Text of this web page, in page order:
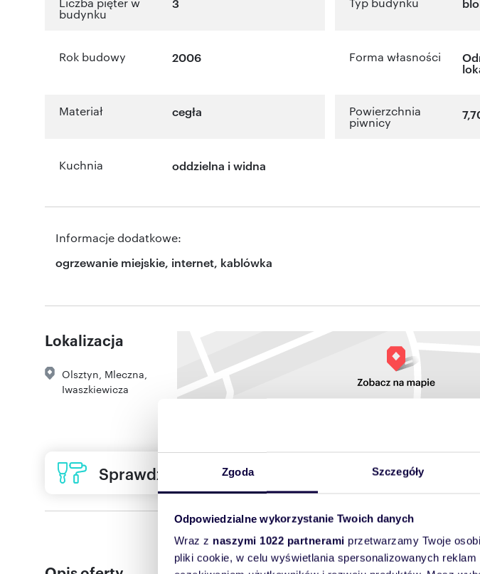
Zgoda Szczegóły
Odpowiedzialne wykorzystanie Twoich danych
Wraz z naszymi 1022 partnerami przetwarzamy Twoje
pliki cookie, w celu wyświetlania spersonalizowanych
budynku
Rok budowy 2006 Forma własności
Materiał cegła Powierzchnia
piwnicy
Kuchnia oddzielna i widna
Informacje dodatkowe:
ogrzewanie miejskie, internet, kablówka
Lokalizacja
Olsztyn, Mleczna,
Iwaszkiewicza
Sprawdź ofertę usług remontowych